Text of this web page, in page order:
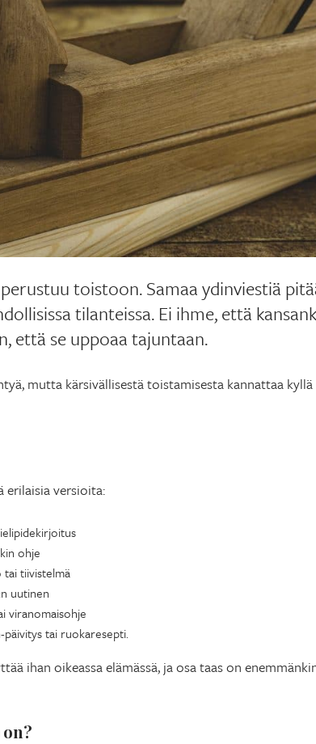
toistoon. Samaa ydinviestiä
tilanteissa. Ei ihme, että
että se uppoaa tajuntaan.
mutta kärsivällisestä toistamisesta kannattaa
versioita:
ohje
tiivistelmä
uutinen
viranomaisohje
tai ruokaresepti.
ihan oikeassa elämässä, ja osa taas on